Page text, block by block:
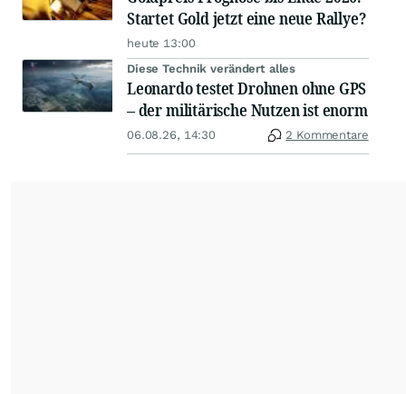
Startet Gold jetzt eine neue Rallye?
heute 13:00
Diese Technik verändert alles
Leonardo testet Drohnen ohne GPS
– der militärische Nutzen ist enorm
06.08.26, 14:30 2 Kommentare